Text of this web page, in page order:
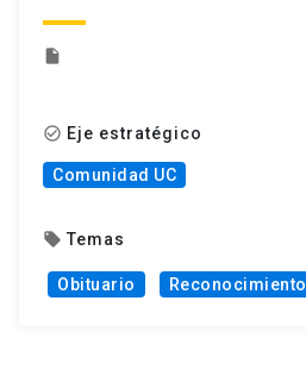
insert_drive_file
check_circle_outline Eje estratégico
Comunidad UC
local_offer Temas
Obituario Reconocimiento